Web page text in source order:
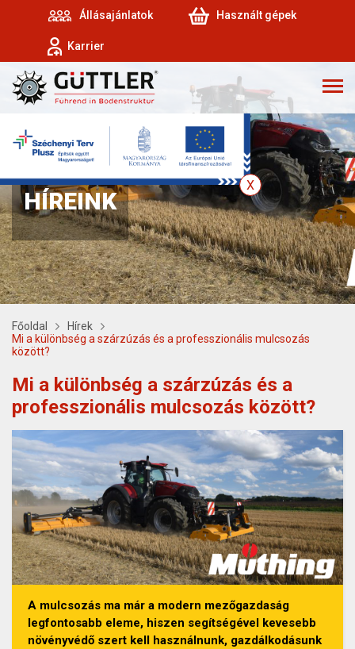
Állásajánlatok Használt gépek
Karrier
HÍREINK
Főoldal
Hírek
Mi a különbség a szárzúzás és a professzionális mulcsozás
között?
Mi a különbség a szárzúzás és a
professzionális mulcsozás között?
A mulcsozás ma már a modern mezőgazdaság
legfontosabb eleme, hiszen segítségével kevesebb
növényvédő szert kell használnunk, gazdálkodásunk